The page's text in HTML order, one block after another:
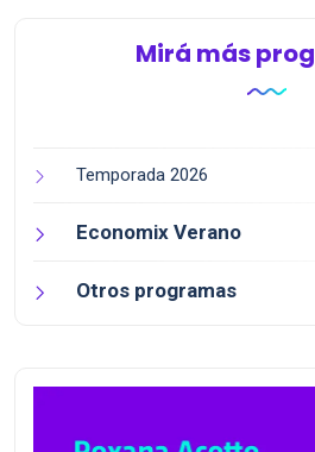
Mirá más
Temporada 2026
Economix Verano
Otros programas